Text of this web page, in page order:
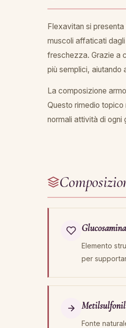
Flexavitan si
muscoli affaticati
freschezza. Grazie a
più semplici, aiutando
La composizione
Questo rimedio
normali attività di ogni
Elemento
per
Fonte